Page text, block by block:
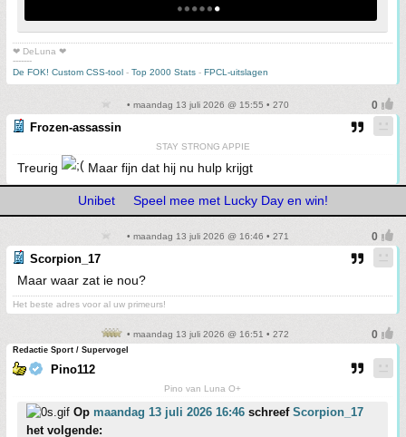
❤ DeLuna ❤
-------
De FOK! Custom CSS-tool - Top 2000 Stats - FPCL-uitslagen
• maandag 13 juli 2026 @ 15:55 • 270
Frozen-assassin
STAY STRONG APPIE
Treurig Maar fijn dat hij nu hulp krijgt
Unibet Speel mee met Lucky Day en win!
• maandag 13 juli 2026 @ 16:46 • 271
Scorpion_17
Maar waar zat ie nou?
Het beste adres voor al uw primeurs!
• maandag 13 juli 2026 @ 16:51 • 272
Redactie Sport / Supervogel
Pino112
Pino van Luna O+
Op maandag 13 juli 2026 16:46 schreef Scorpion_17
het volgende: